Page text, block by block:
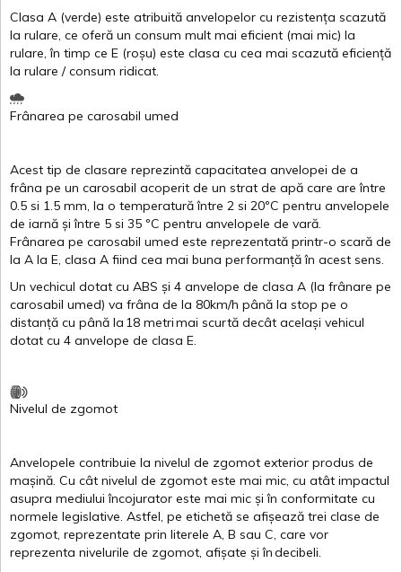
Clasa A (verde) este atribuită anvelopelor cu rezistența scazută
la rulare, ce oferă un consum mult mai eficient (mai mic) la
rulare,în timp ce E (roșu) este clasa cu cea mai scazută eficiență
la rulare /consum ridicat.
Frânarea pe carosabil umed
Acest tip de clasare reprezintă capacitatea anvelopei de a
frâna pe un carosabil acoperit de un strat de apă care areîntre
0.5 si 1.5 mm, la o temperatură între 2 si 20ºC pentru anvelopele
de iarnă și între 5 si 35 ºC pentru anvelopele de vară.
Frânarea pe carosabil umed este reprezentată printr-o scară de
la A la E, clasa A fiind cea mai buna performanță în acest sens.
Un vechicul dotat cu ABS și 4 anvelope de clasa A (la frânare pe
carosabil umed) va frâna de la 80km/h până la stop pe o
distanță cu până la 18 metrimai scurtă decât același vehicul
dotat cu 4 anvelope de clasa E.
Nivelul de zgomot
Anvelopele contribuie la nivelul de zgomot exterior produs de
mașină. Cu cât nivelul de zgomot este mai mic, cu atât impactul
asupra mediului încojurator este mai mic și în conformitate cu
normele legislative. Astfel, pe etichetă se afișează trei clase de
zgomot, reprezentate prin literele A, B sau C, care vor
reprezenta nivelurile de zgomot, afișate și îndecibeli.